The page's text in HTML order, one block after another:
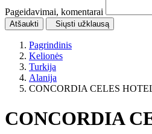
Pageidavimai, komentarai
Atšaukti Siųsti užklausą
Pagrindinis
Kelionės
Turkija
Alanija
CONCORDIA CELES
CONCORDIA